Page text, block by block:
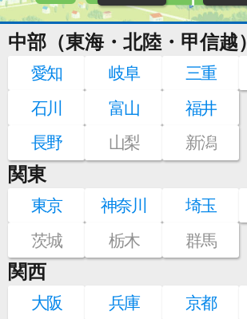
中部（東海・北陸・甲信越）
愛知 岐阜 三重
石川
富山
福井
長野
山梨 新潟
関東
東京 神奈川 埼玉
茨城
栃木 群馬
関西
大阪 兵庫 京都